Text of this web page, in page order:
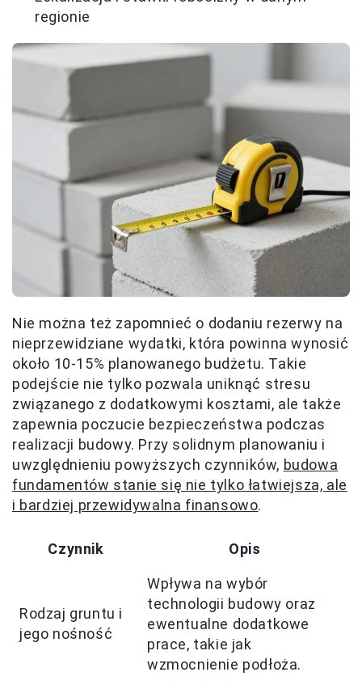
regionie
Nie można też zapomnieć o dodaniu rezerwy na
nieprzewidziane wydatki, która powinna wynosić
około 10-15% planowanego budżetu. Takie
podejście nie tylko pozwala uniknąć stresu
związanego z dodatkowymi kosztami, ale także
zapewnia poczucie bezpieczeństwa podczas
realizacji budowy. Przy solidnym planowaniu i
uwzględnieniu powyższych czynników, budowa
fundamentów stanie się nie tylko łatwiejsza, ale
i bardziej przewidywalna finansowo.
Czynnik Opis
Rodzaj gruntu i
jego nośność
Wpływa na wybór
technologii budowy oraz
ewentualne dodatkowe
prace, takie jak
wzmocnienie podłoża.